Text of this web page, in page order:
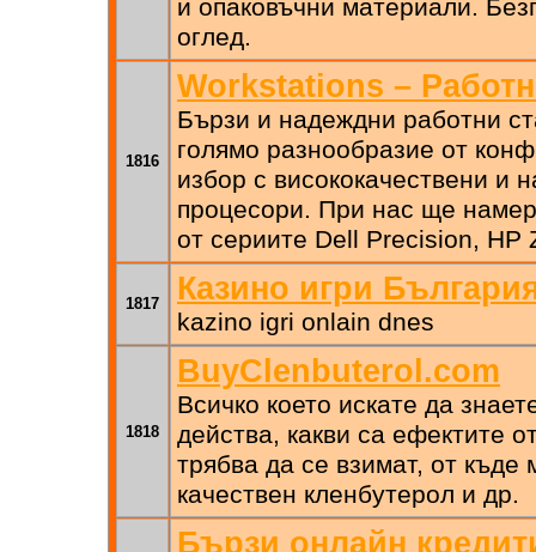
и опаковъчни материали.
оглед.
1816
Workstations –
Бързи и надеждни работни
голямо разнообразие от
избор с висококачествени и
процесори. При нас ще
от сериите Dell Precision, HP
1817 Казино игри
kazino igri onlain dnes
1818
BuyClenbuterol.com
Всичко което искате да
действа, какви са ефектите
трябва да се взимат, от къде
качествен кленбутерол и др.
Бързи онлайн